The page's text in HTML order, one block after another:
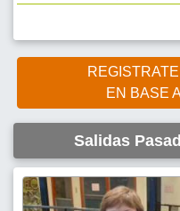
WAPSAP Y NO TE PIERDAS
EN BASE
Salidas